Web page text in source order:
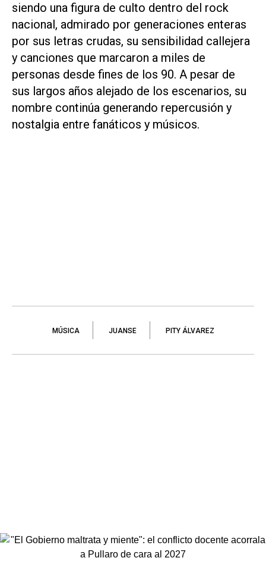
siendo una figura de culto dentro del rock
nacional, admirado por generaciones enteras
por sus letras crudas, su sensibilidad callejera
y canciones que marcaron a miles de
personas desde fines de los 90. A pesar de
sus largos años alejado de los escenarios, su
nombre continúa generando repercusión y
nostalgia entre fanáticos y músicos.
MÚSICA JUANSE PITY ÁLVAREZ